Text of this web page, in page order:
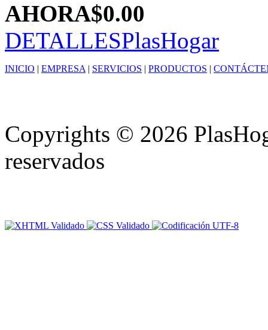
AHORA$0.00
DETALLESPlasHogar
INICIO | EMPRESA | SERVICIOS | PRODUCTOS |
Copyrights © 2026
reservados